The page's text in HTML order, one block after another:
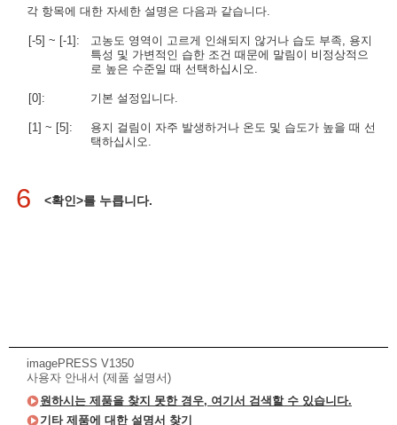
각 항목에 대한 자세한 설명은 다음과 같습니다.
[-5] ~ [-1]:
고농도 영역이 고르게 인쇄되지 않거나 습도 부족, 용지
특성 및 가변적인 습한 조건 때문에 말림이 비정상적으
로 높은 수준일 때 선택하십시오.
[0]: 기본 설정입니다.
[1] ~ [5]:
용지 걸림이 자주 발생하거나 온도 및 습도가 높을 때 선
택하십시오.
6 <확인>를 누릅니다.
imagePRESS V1350
사용자 안내서 (제품 설명서)
원하시는 제품을 찾지 못한 경우, 여기서 검색할 수 있습니다.
기타 제품에 대한 설명서 찾기